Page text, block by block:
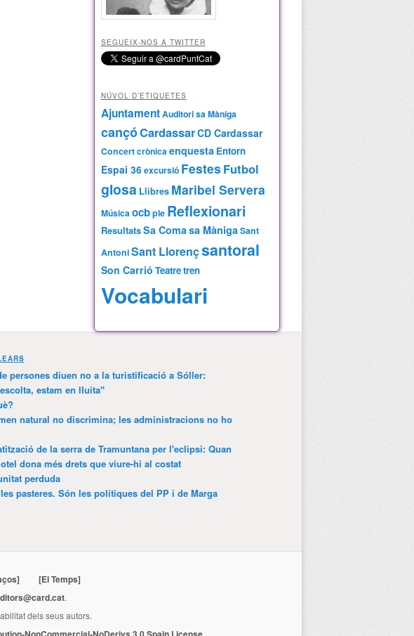
SEGUEIX-NOS A TWITTER
NÚVOL D’ETIQUETES
AjuntamentAuditori sa Màniga
cançóCardassarCD Cardassar
Concertcrònicaenquesta Entorn
Espai 36excursió Festes Futbol
glosa Llibres Maribel Servera
Músicaocbple Reflexionari
ResultatsSa Comasa MànigaSant
AntoniSant Llorençsantoral
Son Carrió Teatretren
Vocabulari
persones diuen no a la turistificació a Sóller:
estam en lluita"
natural no discrimina; les administracions no ho
de la serra de Tramuntana per l'eclipsi: Quan
dona més drets que viure-hi al costat
perduda
pasteres. Són les polítiques del PP i de Marga
[El Temps]
.
dels seus autors.